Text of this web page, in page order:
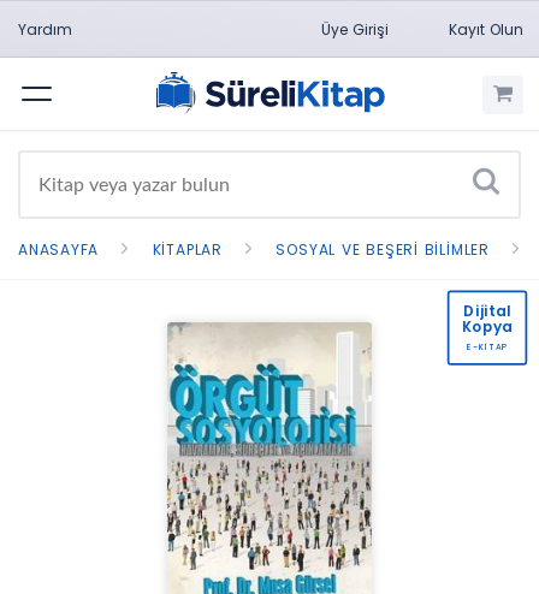
Yardım Üye Girişi Kayıt Olun
Menü
ANASAYFA KITAPLAR SOSYAL VE BEŞERI BILIMLER
Dijital
Kopya
E-KİTAP